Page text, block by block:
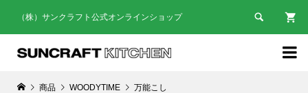
（株）サンクラフト公式オンラインショップ 

商品 WOODYTIME 万能こし